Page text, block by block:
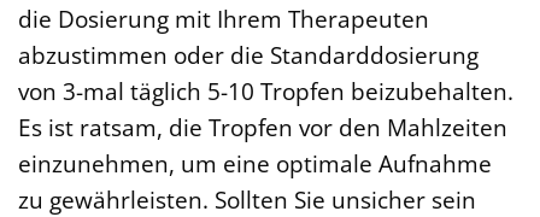
die Dosierung mit Ihrem Therapeuten
abzustimmen oder die Standarddosierung
von 3-mal täglich 5-10 Tropfen beizubehalten.
Es ist ratsam, die Tropfen vor den Mahlzeiten
einzunehmen, um eine optimale Aufnahme
zu gewährleisten. Sollten Sie unsicher sein